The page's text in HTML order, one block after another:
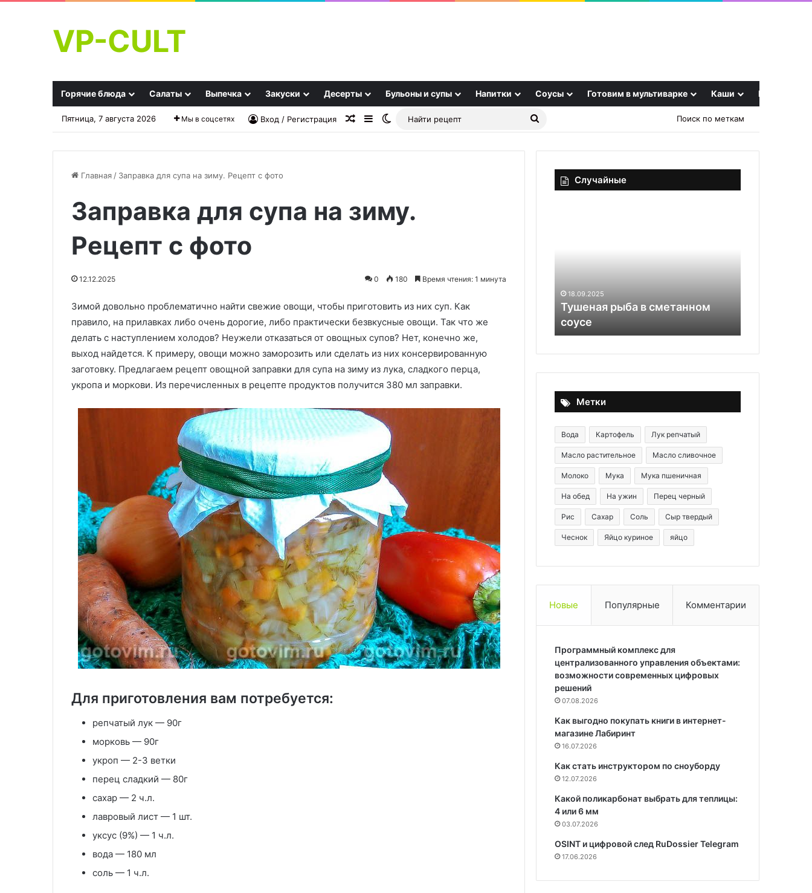
VP-CULT
Горячие блюда Салаты Выпечка Закуски Десерты Бульоны и супы Напитки Соусы Готовим в мультиварке Каши Еще
Пятница, 7 августа 2026 Мы в соцсетях Вход / Регистрация Случайная статья
SidebarSwitch skin
Найти
Поиск по меткам
Главная / Заправка для супа на зиму. Рецепт с фото
Заправка для супа на зиму.
Рецепт с фото
12.12.2025 0 180 Время чтения: 1 минута
Зимой довольно проблематично найти свежие овощи, чтобы приготовить из них суп. Как
правило, на прилавках либо очень дорогие, либо практически безвкусные овощи. Так что же
делать с наступлением холодов? Неужели отказаться от овощных супов? Нет, конечно же,
выход найдется. К примеру, овощи можно заморозить или сделать из них консервированную
заготовку. Предлагаем рецепт овощной заправки для супа на зиму из лука, сладкого перца,
укропа и моркови. Из перечисленных в рецепте продуктов получится 380 мл заправки.
Для приготовления вам потребуется:
репчатый лук — 90г
морковь — 90г
укроп — 2-3 ветки
перец сладкий — 80г
сахар — 2 ч.л.
лавровый лист — 1 шт.
уксус (9%) — 1 ч.л.
вода — 180 мл
соль — 1 ч.л.
Случайные
манделах и завитушки с
Изумительно,
но!
на
маринованные
звезды
Памелы
Андерсон
голливудской звезды Памелы
Андерсон
Варенье-
желе
Варенье-желе из крыжовника
и смородины
18.09.2025
Тушеная рыба в сметанном
соусе
Метки
Вода Картофель Лук репчатый
Масло растительное Масло сливочное
Молоко Мука Мука пшеничная
На обед На ужин Перец черный
Рис Сахар Соль Сыр твердый
Чеснок Яйцо куриное яйцо
Новые Популярные Комментарии
Программный комплекс для
централизованного управления объектами:
возможности современных цифровых
решений
07.08.2026
Как выгодно покупать книги в интернет-
магазине Лабиринт
16.07.2026
Как стать инструктором по сноуборду
12.07.2026
Какой поликарбонат выбрать для теплицы:
4 или 6 мм
03.07.2026
OSINT и цифровой след RuDossier Telegram
17.06.2026